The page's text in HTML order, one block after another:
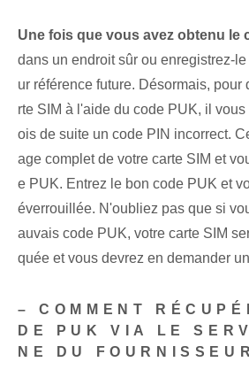
Une fois que vous avez obtenu le
dans un endroit sûr ou enregistrez-
ur référence future. Désormais, pour
rte SIM à l'aide du code PUK, il
ois de suite un code PIN incorrect.
age complet de votre carte SIM et
e PUK. Entrez le bon code PUK et
éverrouillée. N'oubliez pas que si
auvais code PUK, votre carte SIM
quée et vous devrez en demander
– COMMENT
DE PUK VIA LE
NE DU FOURNISSEUR